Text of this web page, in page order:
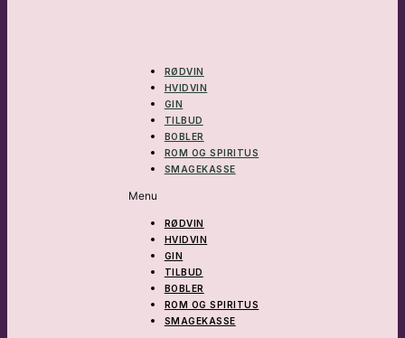
RØDVIN
HVIDVIN
GIN
TILBUD
BOBLER
ROM OG SPIRITUS
SMAGEKASSE
Menu
RØDVIN
HVIDVIN
GIN
TILBUD
BOBLER
ROM OG SPIRITUS
SMAGEKASSE